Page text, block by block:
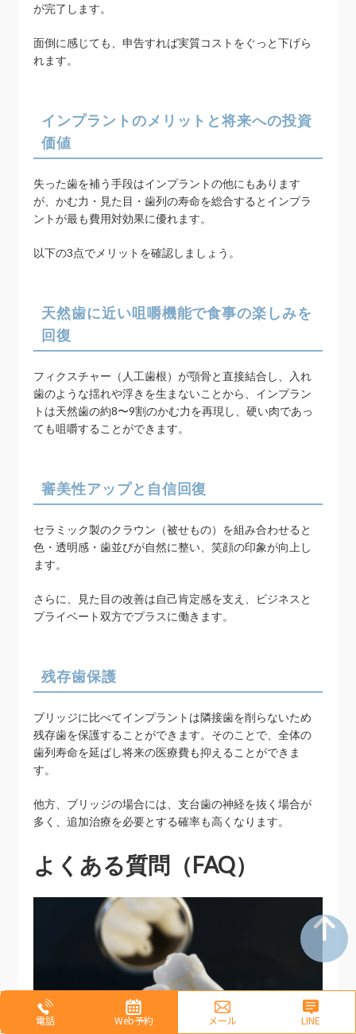
電話 Web予約 メール LINE
が完了します。
面倒に感じても、申告すれば実質コストをぐっと下げら
れます。
インプラントのメリットと将来への投資
価値
失った歯を補う手段はインプラントの他にもあります
が、かむ力・見た目・歯列の寿命を総合するとインプラ
ントが最も費用対効果に優れます。
以下の3点でメリットを確認しましょう。
天然歯に近い咀嚼機能で食事の楽しみを
回復
フィクスチャー（人工歯根）が顎骨と直接結合し、入れ
歯のような揺れや浮きを生まないことから、インプラン
トは天然歯の約8〜9割のかむ力を再現し、硬い肉であっ
ても咀嚼することができます。
審美性アップと自信回復
セラミック製のクラウン（被せもの）を組み合わせると
色・透明感・歯並びが自然に整い、笑顔の印象が向上し
ます。
さらに、見た目の改善は自己肯定感を支え、ビジネスと
プライベート双方でプラスに働きます。
残存歯保護
ブリッジに比べてインプラントは隣接歯を削らないため
残存歯を保護することができます。そのことで、全体の
歯列寿命を延ばし将来の医療費も抑えることができま
す。
他方、ブリッジの場合には、支台歯の神経を抜く場合が
多く、追加治療を必要とする確率も高くなります。
よくある質問（FAQ）